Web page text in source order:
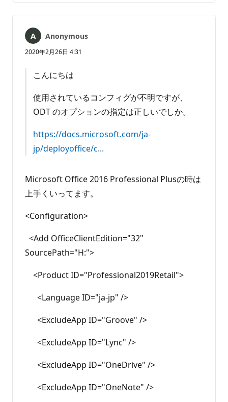
ト
あ
り
せ
ト
Anonymous
2020年2月26日 4:31
こんにちは
使用されているコンフィグが不明ですが、
ODT のオプションの指定は正しいでしか。
https://docs.microsoft.com/ja-
jp/deployoffice/c...
Microsoft Office 2016 Professional Plusの時は
上手くいってます。
<Configuration>
<Add OfficeClientEdition="32"
SourcePath="H:">
<Product ID="Professional2019Retail">
<Language ID="ja-jp" />
<ExcludeApp ID="Groove" />
<ExcludeApp ID="Lync" />
<ExcludeApp ID="OneDrive" />
<ExcludeApp ID="OneNote" />